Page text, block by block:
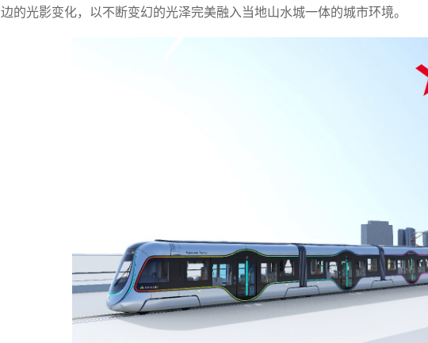
边的光影变化，以不断变幻的光泽完美融入当地山水城一体的城市环境。